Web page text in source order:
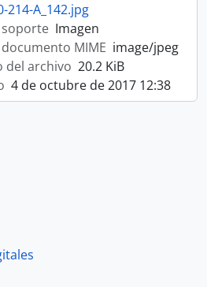
214-A_142.jpg
Imagen
MIME image/jpeg
del archivo 20.2 KiB
4 de octubre de 2017 12:38